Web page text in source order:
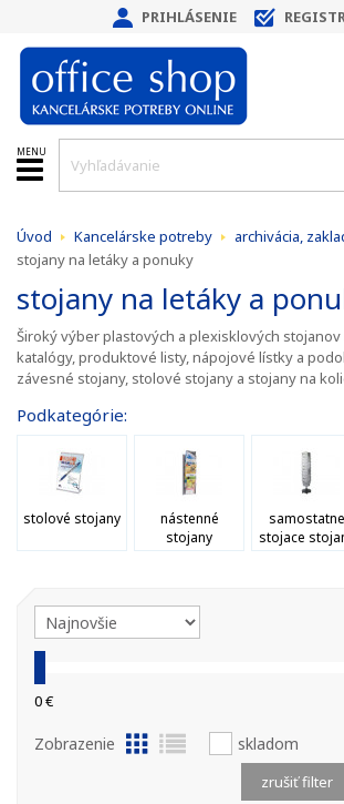
PRIHLÁSENIE
MENU
Úvod Kancelárske potreby
archivácia,
stojany na letáky a ponuky
stojany na letáky a
Široký výber plastových a plexisklových stojanov
katalógy, produktové listy, nápojové lístky a
závesné stojany, stolové stojany a stojany na
Podkategórie:
stolové stojany
nástenné
stojany
samostatne
stojace
0 €
Zobrazenie skladom
zrušiť filter